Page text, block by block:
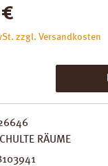
zzgl. Versandkosten
RÄUME